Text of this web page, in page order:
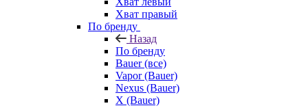
Хват правый
По бренду
Назад
По бренду
Bauer (все)
Vapor (Bauer)
Nexus (Bauer)
X (Bauer)